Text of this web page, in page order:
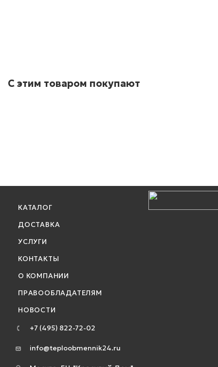
С этим товаром покупают
КАТАЛОГ
ДОСТАВКА
УСЛУГИ
КОНТАКТЫ
О КОМПАНИИ
ПРАВООБЛАДАТЕЛЯМ
НОВОСТИ
+7 (495) 822-72-02
info@teploobmennik24.ru